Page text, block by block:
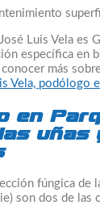
Luis Vela es
específica en
más
Vela, podólogo
en
uñas
fúngica de
son dos de las